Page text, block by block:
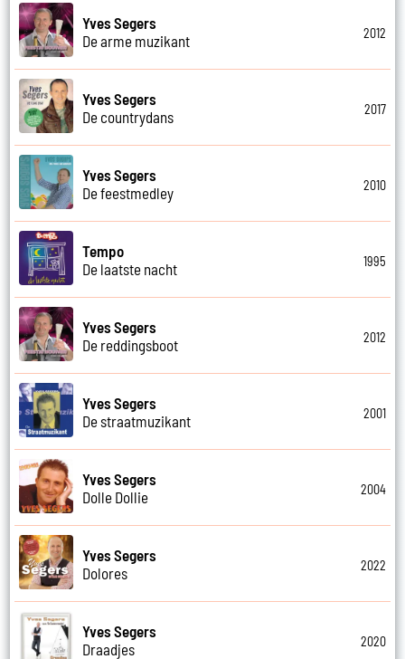
Yves Segers
De arme muzikant
2012
Yves Segers
De countrydans
2017
Yves Segers
De feestmedley
2010
Tempo
De laatste nacht
1995
Yves Segers
De reddingsboot
2012
Yves Segers
De straatmuzikant
2001
Yves Segers
Dolle Dollie
2004
Yves Segers
Dolores
2022
Yves Segers
Draadjes
2020